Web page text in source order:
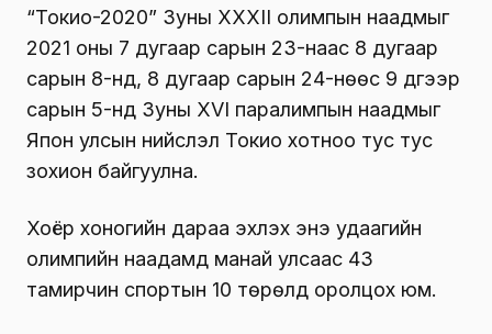
“Токио-2020” Зуны XXXII олимпын наадмыг
2021 оны 7 дугаар сарын 23-наас 8 дугаар
сарын 8-нд, 8 дугаар сарын 24-нөөс 9 дүгээр
сарын 5-нд Зуны XVI паралимпын наадмыг
Япон улсын нийслэл Токио хотноо тус тус
зохион байгуулна.
Хоёр хоногийн дараа эхлэх энэ удаагийн
олимпийн наадамд манай улсаас 43
тамирчин спортын 10 төрөлд оролцох юм.